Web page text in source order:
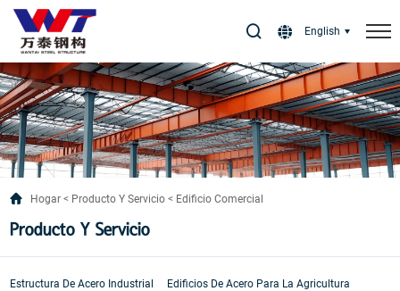
English
Select Language
Hogar Producto Y Servicio Edificio Comercial
Producto Y Servicio
Estructura De Acero Industrial
Edificios De Acero Para La Agricultura